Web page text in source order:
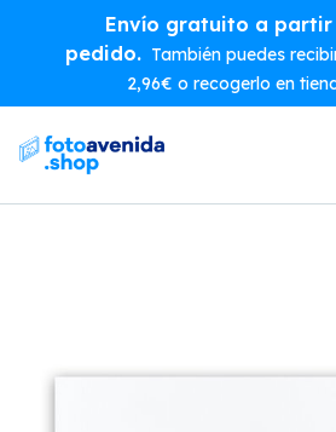
Envío gratuito a partir
pedido. También puedes
2,96€ o recogerlo en